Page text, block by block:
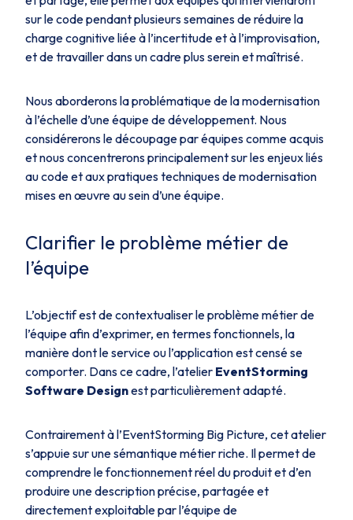
sur le code pendant plusieurs semaines de réduire la
charge cognitive liée à l’incertitude et à l’improvisation,
et de travailler dans un cadre plus serein et maîtrisé.
Nous aborderons la problématique de la modernisation
à l’échelle d’une équipe de développement. Nous
considérerons le découpage par équipes comme acquis
et nous concentrerons principalement sur les enjeux liés
au code et aux pratiques techniques de modernisation
mises en œuvre au sein d’une équipe.
Clarifier le problème métier de
l’équipe
L’objectif est de contextualiser le problème métier de
l’équipe afin d’exprimer, en termes fonctionnels, la
manière dont le service ou l’application est censé se
comporter. Dans ce cadre, l’atelier EventStorming
Software Designest particulièrement adapté.
Contrairement à l’EventStorming Big Picture, cet atelier
s’appuie sur une sémantique métier riche. Il permet de
comprendre le fonctionnement réel du produit et d’en
produire une description précise, partagée et
directement exploitable par l’équipe de